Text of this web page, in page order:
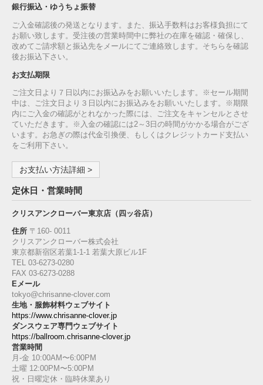
銀行振込・ゆうちょ振替
ご入金確認後の発送となります。また、振込手数料はお客様負担にて
お願い致します。受注後の営業時間中に弊社の在庫を確認・確保し、
改めてご請求額と振込先をメールにてご連絡致します。そちらを確認
後お振込下さい。
お支払期限
ご注文日より７日以内にお振込みをお願いいたします。※セール期間
中は、ご注文日より３日以内にお振込みをお願いいたします。※期限
内にご入金の確認がとれなかった際には、ご注文をキャンセルとさせ
ていただきます。※入金の確認には2～3日の時間がかかる場合がござ
います。お急ぎの際は代金引換便、もしくはクレジットカード支払い
をご利用下さい。
お支払い方法詳細 >
定休日・営業時間
クリスアンクローバー東京店（四ッ谷店）
住所 〒160‐ 0011
クリスアンクローバー株式会社
東京都新宿区若葉1‐1-1 若葉大原ビル1F
TEL 03-6273-0280
FAX 03-6273-0288
Eメール
tokyo@chrisanne-clover.com
生地・服飾材料ウェブサイト
https://www.chrisanne-clover.jp
ダンスウェア専門ウェブサイト
https://ballroom.chrisanne-clover.jp
営業時間
月-金 10:00AM〜6:00PM
土曜 12:00PM〜5:00PM
祝・日曜定休・臨時休業あり